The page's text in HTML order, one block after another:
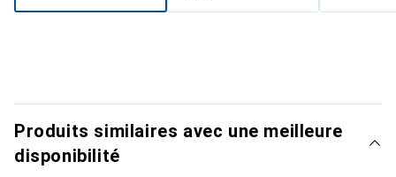
Produits similaires avec une meilleure
disponibilité